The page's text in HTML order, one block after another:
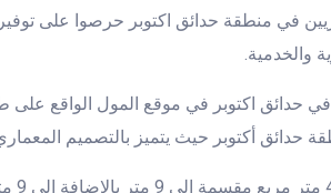
والخدمية.
حدائق اكتوبر في موقع المول الواقع على
حدائق أكتوبر حيث يتميز بالتصميم